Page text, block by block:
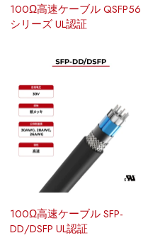
100Ω高速ケーブル QSFP56
シリーズ UL認証
100Ω高速ケーブル SFP-
DD/DSFP UL認証